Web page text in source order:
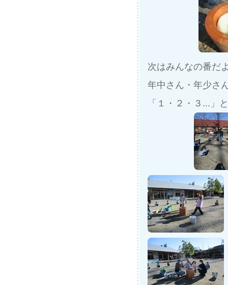
次はみんなの番だ
年中さん・年少さ
「１・２・３...」